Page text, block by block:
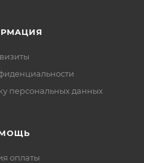
персональных данных
оплаты